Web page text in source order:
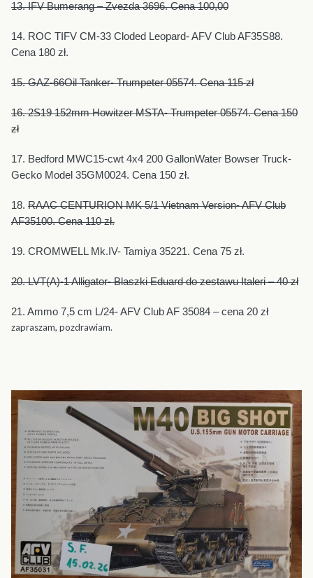
13. IFV Bumerang – Zvezda 3696. Cena 100,00
14. ROC TIFV CM-33 Cloded Leopard- AFV Club AF35S88.
Cena 180 zł.
15. GAZ-66Oil Tanker- Trumpeter 05574. Cena 115 zł
16. 2S19 152mm Howitzer MSTA- Trumpeter 05574. Cena 150
zł
17. Bedford MWC15-cwt 4x4 200 GallonWater Bowser Truck-
Gecko Model 35GM0024. Cena 150 zł.
18. RAAC CENTURION MK 5/1 Vietnam Version- AFV Club
AF35100. Cena 110 zł.
19. CROMWELL Mk.IV- Tamiya 35221. Cena 75 zł.
20. LVT(A)-1 Alligator- Blaszki Eduard do zestawu Italeri – 40 zł
21. Ammo 7,5 cm L/24- AFV Club AF 35084 – cena 20 zł
zapraszam, pozdrawiam.